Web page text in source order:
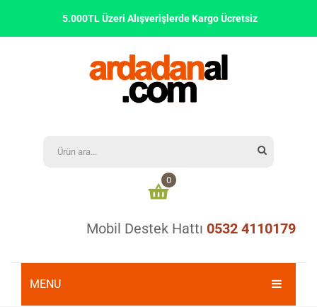
5.000TL Üzeri Alışverişlerde Kargo Ücretsiz
Mobil Destek Hattı 0532 4110179
MENU
0
Alışveriş sepetinizde ürün bulunmamaktadır